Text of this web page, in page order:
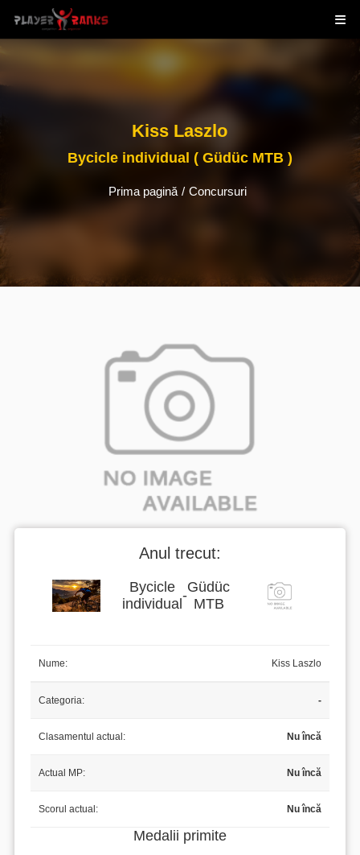
Kiss Laszlo
Bycicle individual ( Güdüc MTB )
Prima pagină / Concursuri
Anul trecut:
Bycicle
individual
-
Güdüc
MTB
Nume: Kiss Laszlo
Categoria: -
Clasamentul actual: Nu încă
Actual MP: Nu încă
Scorul actual: Nu încă
Medalii primite